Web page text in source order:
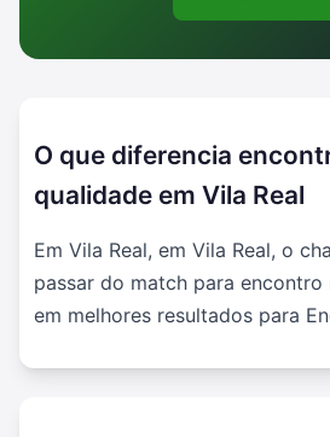
O que diferencia
qualidade em Vila Real
Em Vila Real, em Vila Real, o
passar do match para
em melhores resultados para